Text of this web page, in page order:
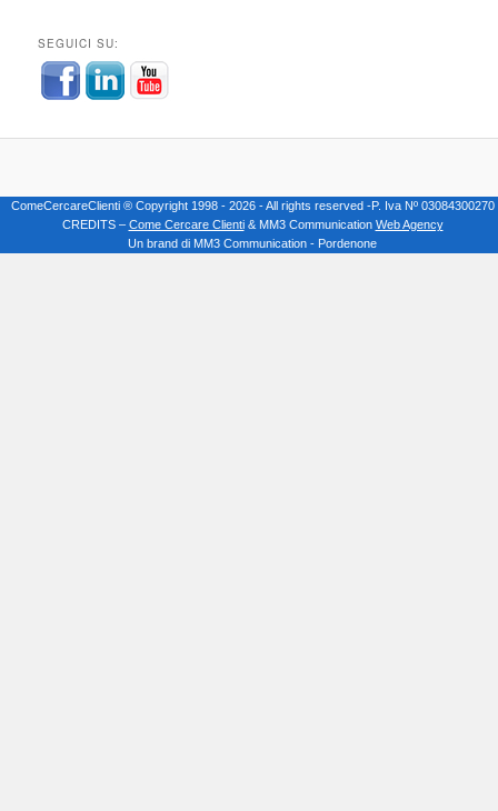
SEGUICI SU:
ComeCercareClienti ® Copyright 1998 - 2026 - All rights reserved -P. Iva Nº 03084300270
CREDITS – Come Cercare Clienti& MM3 Communication Web Agency
Un brand di MM3 Communication - Pordenone